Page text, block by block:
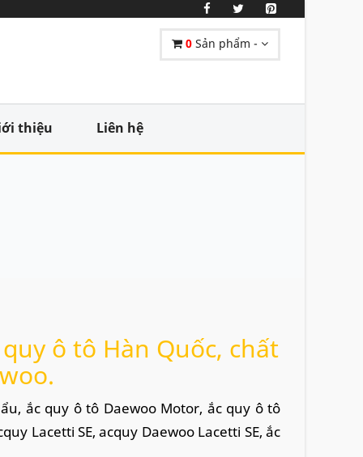
0 Sản phẩm -
thiệu Liên hệ
ô tô Hàn Quốc, chất
ắc quy ô tô Daewoo Motor, ắc quy ô tô
Lacetti SE, acquy Daewoo Lacetti SE, ắc